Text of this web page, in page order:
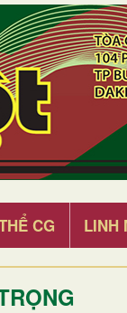
CG LINH